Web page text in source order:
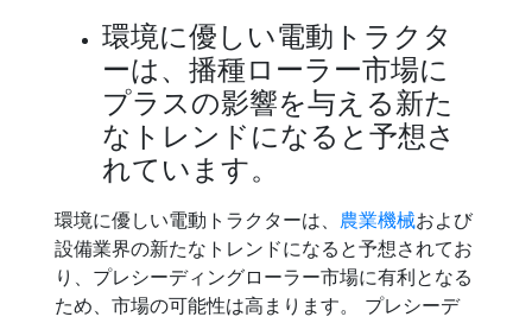
環境に優しい電動トラクタ
ーは、播種ローラー市場に
プラスの影響を与える新た
なトレンドになると予想さ
れています。
環境に優しい電動トラクターは、 農業機械および
設備業界の新たなトレンドになると予想されてお
り、プレシーディングローラー市場に有利となる
ため、市場の可能性は高まります。 プレシーデ